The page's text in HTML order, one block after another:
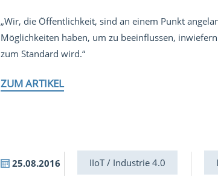
„Wir, die Öffentlichkeit, sind an einem Punkt
Möglichkeiten haben, um zu beeinflussen,
zum Standard wird.“
ZUM ARTIKEL
25.08.2016 IIoT / Industrie 4.0